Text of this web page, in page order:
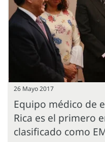
26 Mayo 2017
Equipo médico de
Rica es el primero
clasificado como